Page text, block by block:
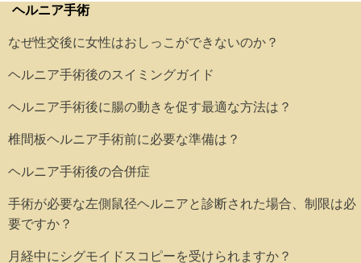
ヘルニア手術
なぜ性交後に女性はおしっこができないのか？
ヘルニア手術後のスイミングガイド
ヘルニア手術後に腸の動きを促す最適な方法は？
椎間板ヘルニア手術前に必要な準備は？
ヘルニア手術後の合併症
手術が必要な左側鼠径ヘルニアと診断された場合、制限は必
要ですか？
月経中にシグモイドスコピーを受けられますか？